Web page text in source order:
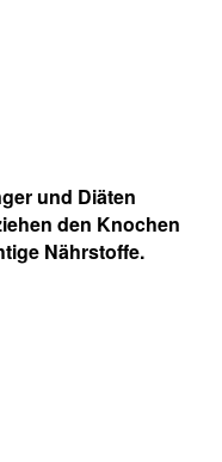
und Diäten
den Knochen
Nährstoffe.